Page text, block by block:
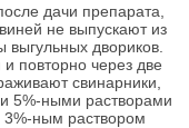
дачи препарата,
не выпускают из
выгульных двориков.
повторно через две
свинарники,
5%-ными растворами
3%-ным раствором